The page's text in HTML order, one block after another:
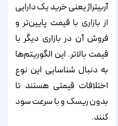
آربیتراژ یعنی خرید یک دارایی
از بازاری با قیمت پایین‌تر و
فروش آن در بازاری دیگر با
قیمت بالاتر. این الگوریتم‌ها
به دنبال شناسایی این نوع
اختلافات قیمتی هستند تا
بدون ریسک و با سرعت سود
کنند.